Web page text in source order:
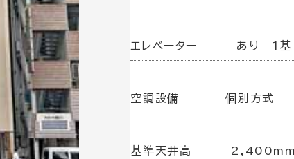
エレベーター あり 1基
空調設備 個別方式
基準天井高